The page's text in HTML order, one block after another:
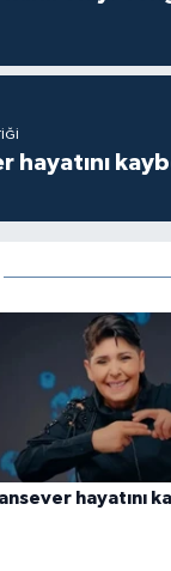
hayatını
hayatını